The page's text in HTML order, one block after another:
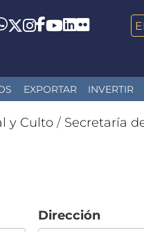
Whatsapp
Twitter
Instagram
Facebook
YouTube
LinkedIn
Flickr
EXPORTAR INVERTIR
y Culto / Secretaría
Dirección